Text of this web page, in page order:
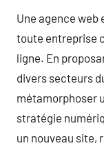
Une agence web
toute entreprise
ligne. En
divers secteurs
métamorphoser
stratégie
un nouveau site,